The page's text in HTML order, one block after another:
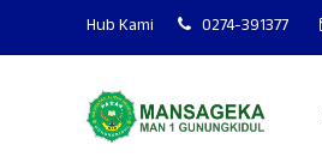
Hub Kami 0274-391377